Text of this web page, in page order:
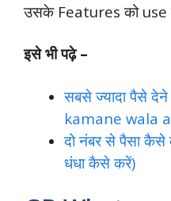
उसके Features को
इसे भी पढ़े –
सबसे ज्यादा पैसे
kamane wala
दो नंबर से पैसा कैसे
धंधा कैसे करें)